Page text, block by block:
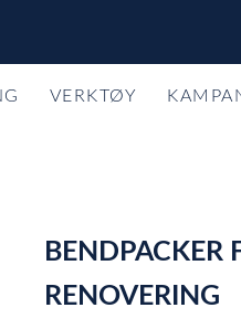
VERKTØY
BENDPACKER
RENOVERING